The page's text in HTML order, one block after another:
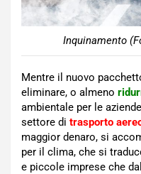
Inquinamento
Mentre il nuovo
eliminare, o almeno
ambientale per le
settore di trasporto
maggior denaro, si
per il clima, che si
e piccole imprese che